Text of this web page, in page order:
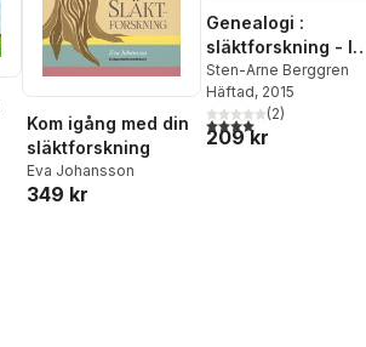
Kom igång med din
släktforskning
Eva Johansson
349 kr
Genealogi :
släktforskning -
dig grunderna i
släktforskning ett
steg i taget med
exempel
Sten-Arne Berggren
Häftad, 2015
4,0utav 5 stjärnor.
(2)
209 kr